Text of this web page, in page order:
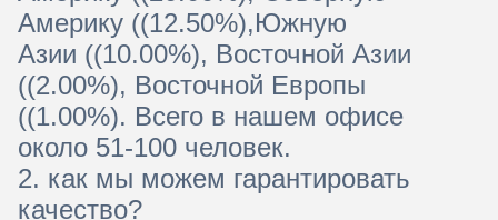
Америку ((12.50%),Южную
Азии ((10.00%), Восточной Азии
((2.00%), Восточной Европы
((1.00%). Всего в нашем офисе
около 51-100 человек.
2. как мы можем гарантировать
качество?